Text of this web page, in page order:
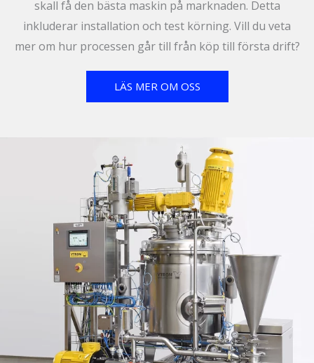
skall få den bästa maskin på marknaden. Detta
inkluderar installation och test körning. Vill du veta
mer om hur processen går till från köp till första drift?
LÄS MER OM OSS